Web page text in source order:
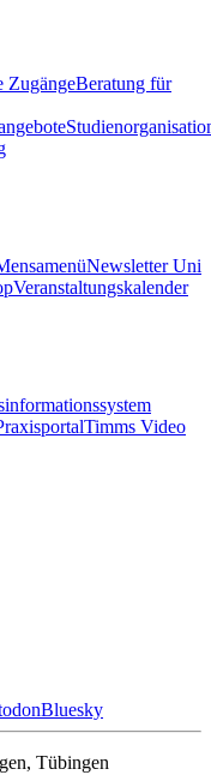
ZugängeBeratung für
Newsletter Uni
Veranstaltungskalender
Timms Video
Bluesky
Tübingen